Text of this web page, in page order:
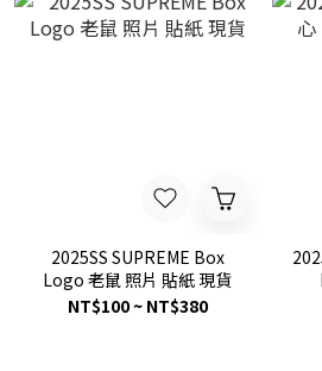
2025SS SUPREME Box
Logo 老鼠 照片 貼紙 現貨
NT$100 ~ NT$380